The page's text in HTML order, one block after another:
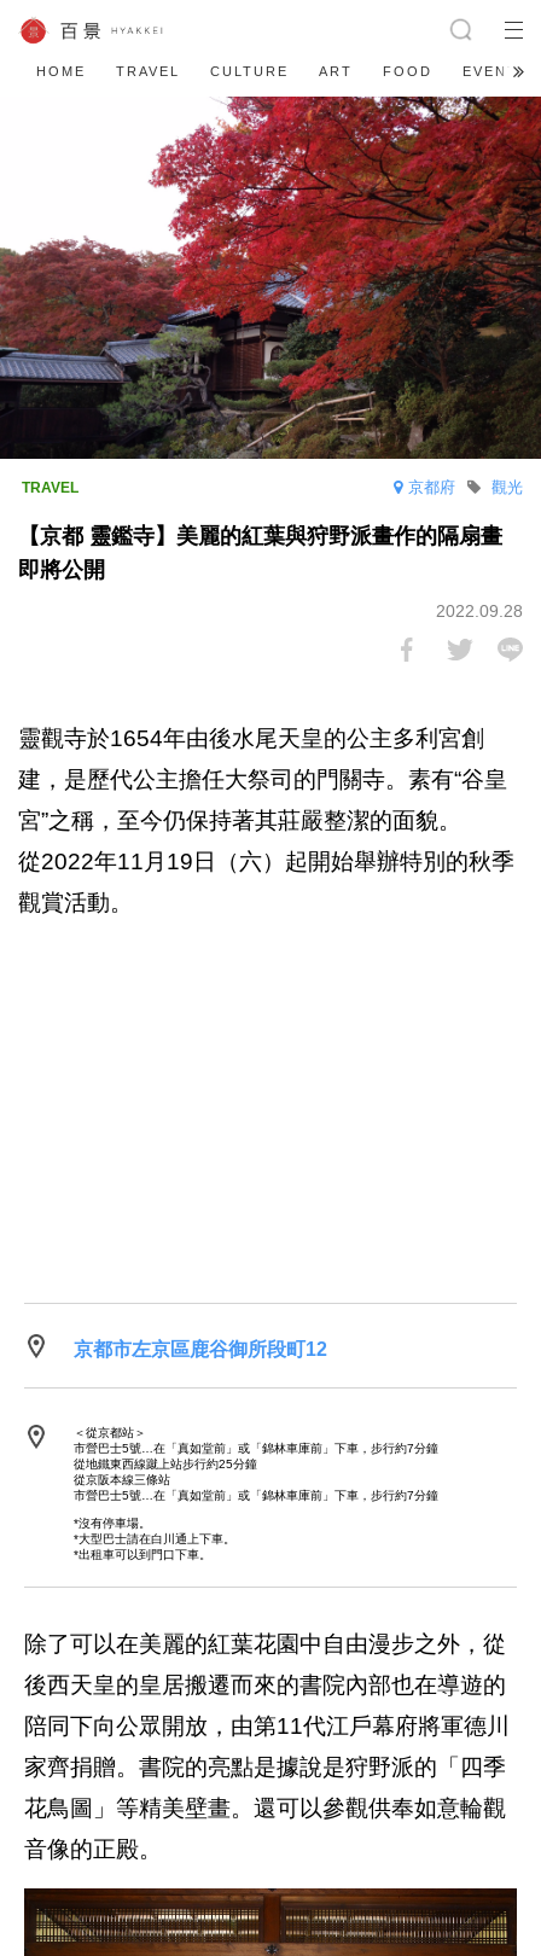
HOME TRAVEL CULTURE ART FOOD EVENT
京都府 觀光
【京都 靈鑑寺】美麗的紅葉與狩野派畫作的隔扇畫
即將公開
2022.09.28
靈觀寺於1654年由後水尾天皇的公主多利宮創
建，是歷代公主擔任大祭司的門關寺。素有“谷皇
宮”之稱，至今仍保持著其莊嚴整潔的面貌。
從2022年11月19日（六）起開始舉辦特別的秋季
觀賞活動。
京都市左京區鹿谷御所段町12
＜從京都站＞
市營巴士5號…在「真如堂前」或「錦林車庫前」下車，步行約7分鐘
從地鐵東西線蹴上站步行約25分鐘
從京阪本線三條站
市營巴士5號…在「真如堂前」或「錦林車庫前」下車，步行約7分鐘
*沒有停車場。
*大型巴士請在白川通上下車。
*出租車可以到門口下車。
除了可以在美麗的紅葉花園中自由漫步之外，從
後西天皇的皇居搬遷而來的書院內部也在導遊的
陪同下向公眾開放，由第11代江戶幕府將軍德川
家齊捐贈。書院的亮點是據說是狩野派的「四季
花鳥圖」等精美壁畫。還可以參觀供奉如意輪觀
音像的正殿。